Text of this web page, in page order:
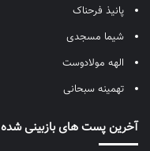
پانیذ فرحناک
شیما مسجدی
الهه مولادوست
تهمینه سبحانی
آخرین پست های بازبینی شده